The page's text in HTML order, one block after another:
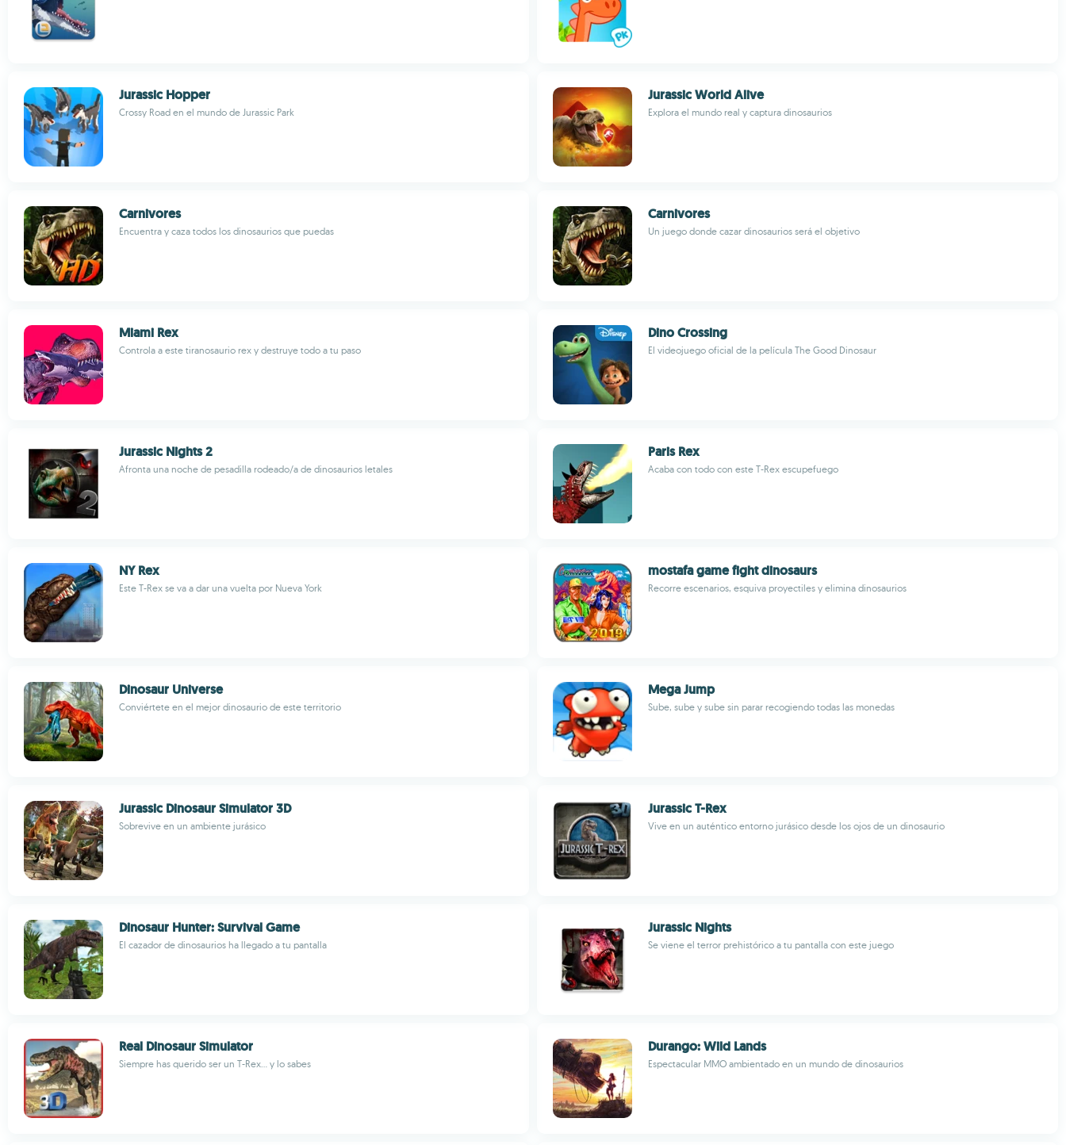
Jurassic Hopper
Crossy Road en el mundo de Jurassic Park
Jurassic World Alive
Explora el mundo real y captura dinosaurios
Carnivores
Encuentra y caza todos los dinosaurios que puedas
Carnivores
Un juego donde cazar dinosaurios será el objetivo
Miami Rex
Controla a este tiranosaurio rex y destruye todo a tu paso
Dino Crossing
El videojuego oficial de la película The Good Dinosaur
Jurassic Nights 2
Afronta una noche de pesadilla rodeado/a de dinosaurios letales
Paris Rex
Acaba con todo con este T-Rex escupefuego
NY Rex
Este T-Rex se va a dar una vuelta por Nueva York
mostafa game fight dinosaurs
Recorre escenarios, esquiva proyectiles y elimina dinosaurios
Dinosaur Universe
Conviértete en el mejor dinosaurio de este territorio
Mega Jump
Sube, sube y sube sin parar recogiendo todas las monedas
Jurassic Dinosaur Simulator 3D
Sobrevive en un ambiente jurásico
Jurassic T-Rex
Vive en un auténtico entorno jurásico desde los ojos de un dinosaurio
Dinosaur Hunter: Survival Game
El cazador de dinosaurios ha llegado a tu pantalla
Jurassic Nights
Se viene el terror prehistórico a tu pantalla con este juego
Real Dinosaur Simulator
Siempre has querido ser un T-Rex... y lo sabes
Durango: Wild Lands
Espectacular MMO ambientado en un mundo de dinosaurios